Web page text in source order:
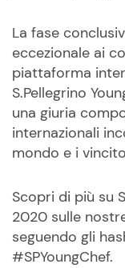
La fase
eccezionale ai
piattaforma
S.Pellegrino
una giuria
internazionali
mondo e i
Scopri di più su
2020 sulle
seguendo gli
#SPYoungChef.